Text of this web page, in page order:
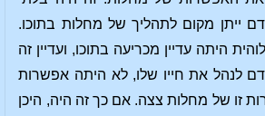
ייתן מקום לתהליך של מחלות בתוכו.
היתה עדיין מכריעה בתוכו, ועדיין זה
לנהל את חייו שלו, לא היתה אפשרות
זו של מחלות צצה. אם כך זה היה, היכן